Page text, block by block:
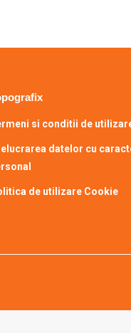
si conditii de
datelor cu
de utilizare Cookie